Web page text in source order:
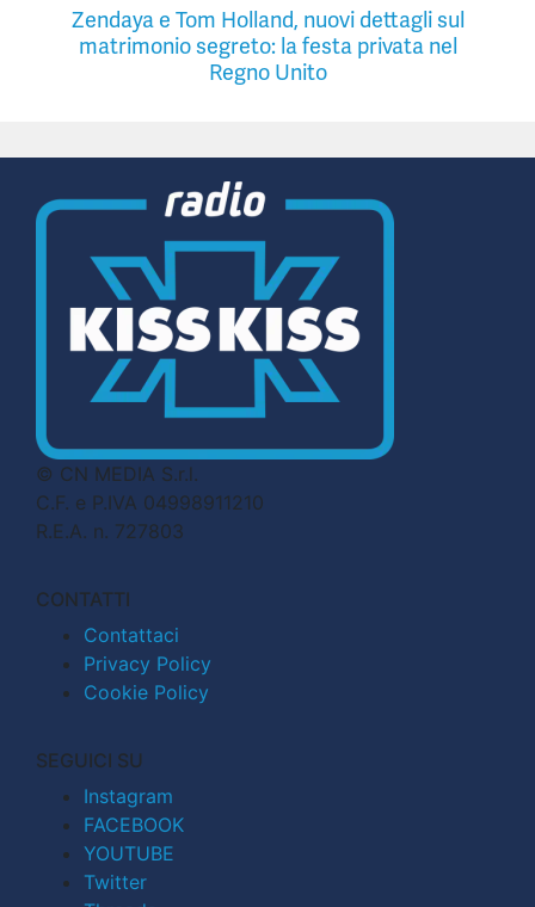
Zendaya e Tom Holland, nuovi dettagli sul
matrimonio segreto: la festa privata nel
Regno Unito
© CN MEDIA S.r.l.
C.F. e P.IVA 04998911210
R.E.A. n. 727803
CONTATTI
Contattaci
Privacy Policy
Cookie Policy
SEGUICI SU
Instagram
FACEBOOK
YOUTUBE
Twitter